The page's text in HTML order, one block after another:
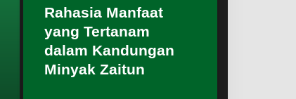
Rahasia Manfaat
yang Tertanam
dalam Kandungan
Minyak Zaitun